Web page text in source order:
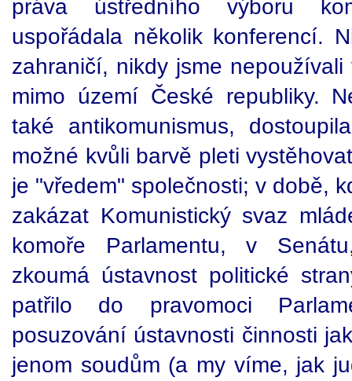
práva ústředního výboru
uspořádala několik konferencí.
zahraničí, nikdy jsme
mimo území České republiky.
také antikomunismus,
možné kvůli barvě pleti
je "vředem" společnosti; v době,
zakázat Komunistický svaz
komoře Parlamentu, v
zkoumá ústavnost politické
patřilo do pravomoci
posuzování ústavnosti činnosti
jenom soudům (a my víme, jak